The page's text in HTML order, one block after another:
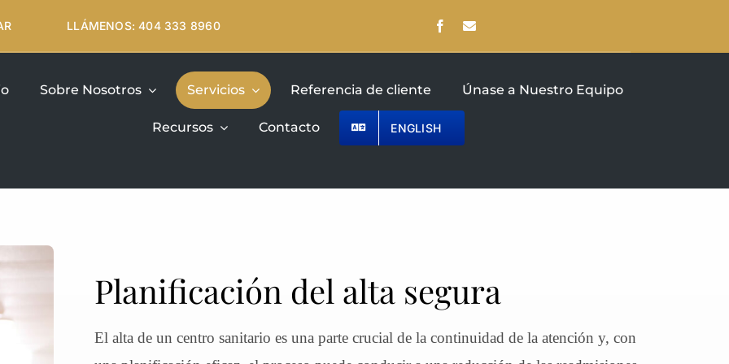
LLÁMENOS: 404 333 8960
Sobre Nosotros Servicios Referencia de cliente Únase a Nuestro Equipo
Recursos Contacto ENGLISH
Planificación del alta segura
El alta de un centro sanitario es una parte crucial de la continuidad de la atención y, con